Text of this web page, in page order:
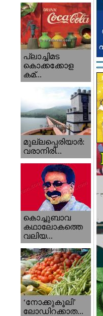
പ്ലാച്ചിമട
കൊക്കക്കോള
കമ്...
മുല്ലപ്പെരിയാര്‍:
വരാനിരി...
കൊച്ചുബാവ
കഥാലോകത്തെ
വലിയ...
‘നോക്കുകൂലി’
ലോഡിറക്കാത...